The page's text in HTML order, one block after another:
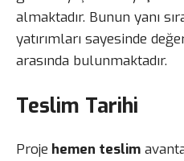
almaktadır. Bunun yanı
yatırımları sayesinde
arasında bulunmaktadır.
Teslim Tarihi
Proje hemen teslim